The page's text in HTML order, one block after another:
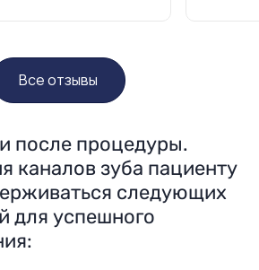
Все отзывы
после процедуры.
каналов зуба пациенту
следующих
для успешного